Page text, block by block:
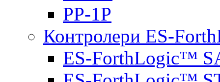
PP-1P
Контролери ES-
ES-ForthLogic™